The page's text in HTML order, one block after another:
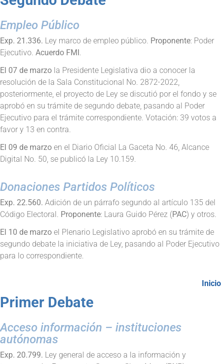
Empleo Público
Exp. 21.336. Ley marco de empleo público. Proponente: Poder
Ejecutivo. Acuerdo FMI
El 07 de marzo la Presidente Legislativa dio a conocer la
resolución de la Sala Constitucional No. 2872-2022,
posteriormente, el proyecto de Ley se discutió por el fondo y se
aprobó en su trámite de segundo debate, pasando al Poder
Ejecutivo para el trámite correspondiente. Votación: 39 votos a
favor y 13 en contra.
El 09 de marzo en el Diario Oficial La Gaceta No. 46, Alcance
Digital No. 50, se publicó la Ley 10.159.
Donaciones Partidos Políticos
Exp. 22.560. Adición de un párrafo segundo al artículo 135 del
Código Electoral. Proponente: Laura Guido Pérez (PAC) y otros.
El 10 de marzo el Plenario Legislativo aprobó en su trámite de
segundo debate la iniciativa de Ley, pasando al Poder Ejecutivo
para lo correspondiente.
Inicio
Primer Debate
Acceso información – instituciones
autónomas
Exp. 20.799. Ley general de acceso a la información y